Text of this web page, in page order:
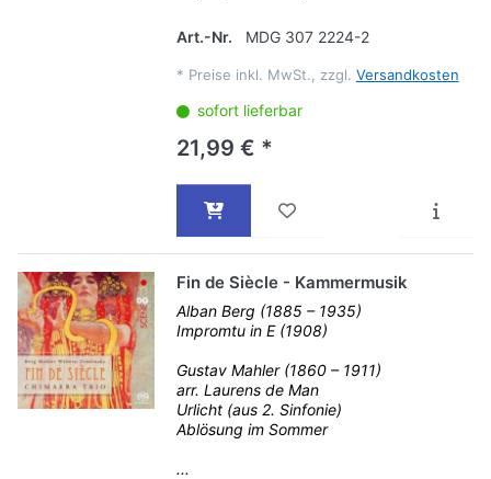
Art.-Nr. MDG 307 2224-2
* Preise inkl. MwSt., zzgl. Versandkosten
sofort lieferbar
21,99 € *
Fin de Siècle - Kammermusik
Alban Berg (1885 – 1935)
Impromtu in E (1908)
Gustav Mahler (1860 – 1911)
arr. Laurens de Man
Urlicht (aus 2. Sinfonie)
Ablösung im Sommer
...